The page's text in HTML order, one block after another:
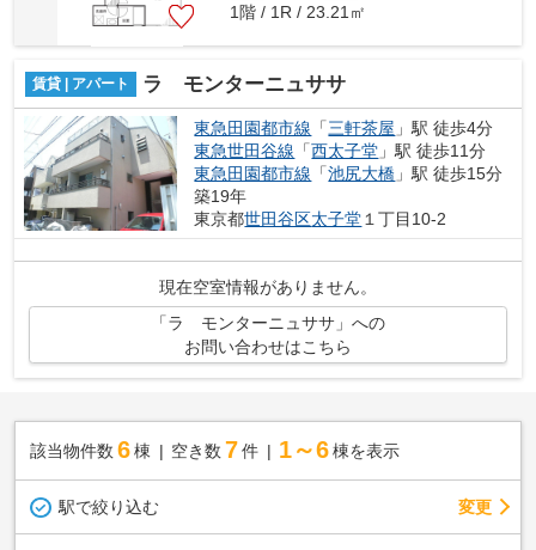
1階 / 1R / 23.21㎡
賃貸 | アパート ラ モンターニュササ
東急田園都市線 「三軒茶屋 」駅 徒歩4分
東急世田谷線 「西太子堂 」駅 徒歩11分
東急田園都市線 「池尻大橋 」駅 徒歩15分
築19年
東京都世田谷区太子堂 １丁目10-2
現在空室情報がありません。
「ラ モンターニュササ」への
お問い合わせはこちら
該当物件数 6棟 空き数 7 件 1～6 棟を表示
駅で絞り込む 変更